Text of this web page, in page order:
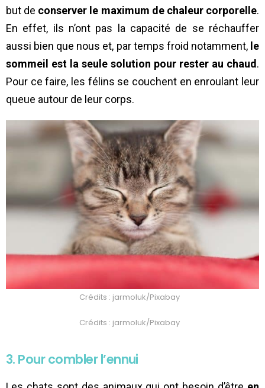
but de conserver le maximum de chaleur corporelle.
En effet, ils n’ont pas la capacité de se réchauffer
aussi bien que nous et, par temps froid notamment, le
sommeil est la seule solution pour rester au chaud .
Pour ce faire, les félins se couchent en enroulant leur
queue autour de leur corps.
Crédits : jarmoluk/Pixabay
Crédits : jarmoluk/Pixabay
3. Pour combler l’ennui